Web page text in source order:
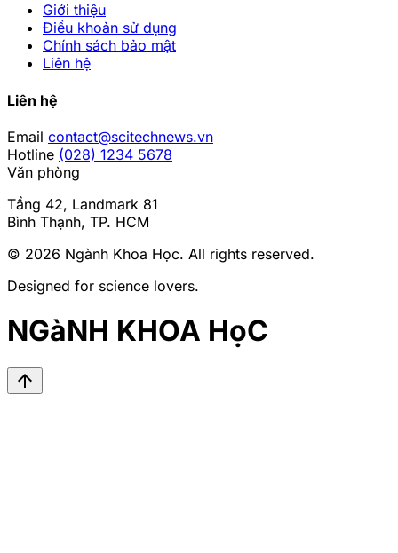
Giới thiệu
Điều khoản sử dụng
Chính sách bảo mật
Liên hệ
Liên hệ
Email contact@scitechnews.vn
Hotline (028) 1234 5678
Văn phòng
Tầng 42, Landmark 81
Bình Thạnh, TP. HCM
© 2026 Ngành Khoa Học. All rights reserved.
Designed for science lovers.
NGàNH KHOA HọC
arrow_upward